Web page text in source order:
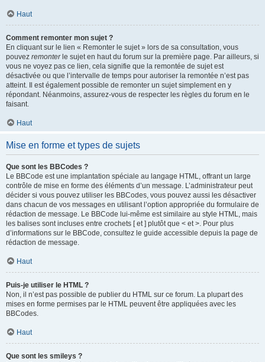
Haut
Comment remonter mon sujet ?
En cliquant sur le lien « Remonter le sujet » lors de sa consultation, vous
pouvez remonterle sujet en haut du forum sur la première page. Par ailleurs, si
vous ne voyez pas ce lien, cela signifie que la remontée de sujet est
désactivée ou que l’intervalle de temps pour autoriser la remontée n’est pas
atteint. Il est également possible de remonter un sujet simplement en y
répondant. Néanmoins, assurez-vous de respecter les règles du forum en le
faisant.
Haut
Mise en forme et types de sujets
Que sont les BBCodes ?
Le BBCode est une implantation spéciale au langage HTML, offrant un large
contrôle de mise en forme des éléments d’un message. L’administrateur peut
décider si vous pouvez utiliser les BBCodes, vous pouvez aussi les désactiver
dans chacun de vos messages en utilisant l’option appropriée du formulaire de
rédaction de message. Le BBCode lui-même est similaire au style HTML, mais
les balises sont incluses entre crochets [ et ] plutôt que < et >. Pour plus
d’informations sur le BBCode, consultez le guide accessible depuis la page de
rédaction de message.
Haut
Puis-je utiliser le HTML ?
Non, il n’est pas possible de publier du HTML sur ce forum. La plupart des
mises en forme permises par le HTML peuvent être appliquées avec les
BBCodes.
Haut
Que sont les smileys ?